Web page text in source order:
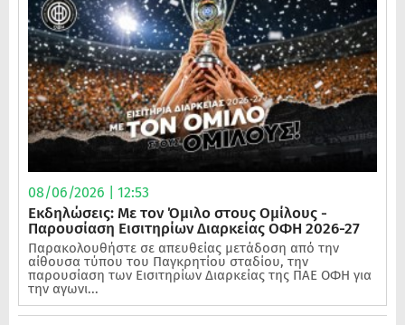
08/06/2026 | 12:53
Εκδηλώσεις: Με τον Όμιλο στους Ομίλους -
Παρουσίαση Εισιτηρίων Διαρκείας ΟΦΗ 2026-27
Παρακολουθήστε σε απευθείας μετάδοση από την
αίθουσα τύπου του Παγκρητίου σταδίου, την
παρουσίαση των Εισιτηρίων Διαρκείας της ΠΑΕ ΟΦΗ για
την αγωνι...